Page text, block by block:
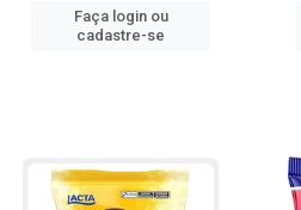
Faça login ou
cadastre-se